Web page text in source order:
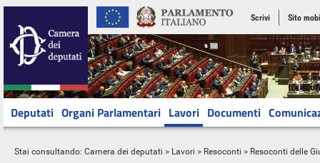
Scrivi Sito
Deputati Organi Parlamentari Lavori Documenti
Stai consultando: Camera dei deputati > Lavori > Resoconti > Resoconti delle